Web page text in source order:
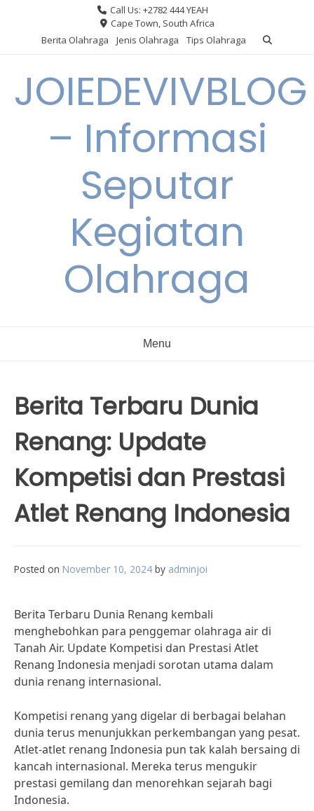
Call Us: +2782 444 YEAH
Cape Town, South Africa
Berita Olahraga
Jenis Olahraga Tips Olahraga
JOIEDEVIVBLOG
– Informasi
Seputar
Kegiatan
Olahraga
Menu
Berita Terbaru Dunia
Renang: Update
Kompetisi dan Prestasi
Atlet Renang Indonesia
Posted on November 10, 2024 by adminjoi
Berita Terbaru Dunia Renang kembali
menghebohkan para penggemar olahraga air di
Tanah Air. Update Kompetisi dan Prestasi Atlet
Renang Indonesia menjadi sorotan utama dalam
dunia renang internasional.
Kompetisi renang yang digelar di berbagai belahan
dunia terus menunjukkan perkembangan yang pesat.
Atlet-atlet renang Indonesia pun tak kalah bersaing di
kancah internasional. Mereka terus mengukir
prestasi gemilang dan menorehkan sejarah bagi
Indonesia.